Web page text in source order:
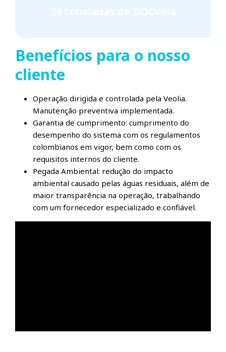
Benefícios para o nosso
cliente
Operação dirigida e controlada pela Veolia.
Manutenção preventiva implementada.
Garantia de cumprimento: cumprimento do
desempenho do sistema com os regulamentos
colombianos em vigor, bem como com os
requisitos internos do cliente.
Pegada Ambiental: redução do impacto
ambiental causado pelas águas residuais, além de
maior transparência na operação, trabalhando
com um fornecedor especializado e confiável.